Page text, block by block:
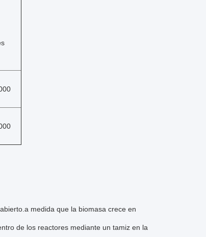
medida que la biomasa crece en
de los reactores mediante un tamiz en la